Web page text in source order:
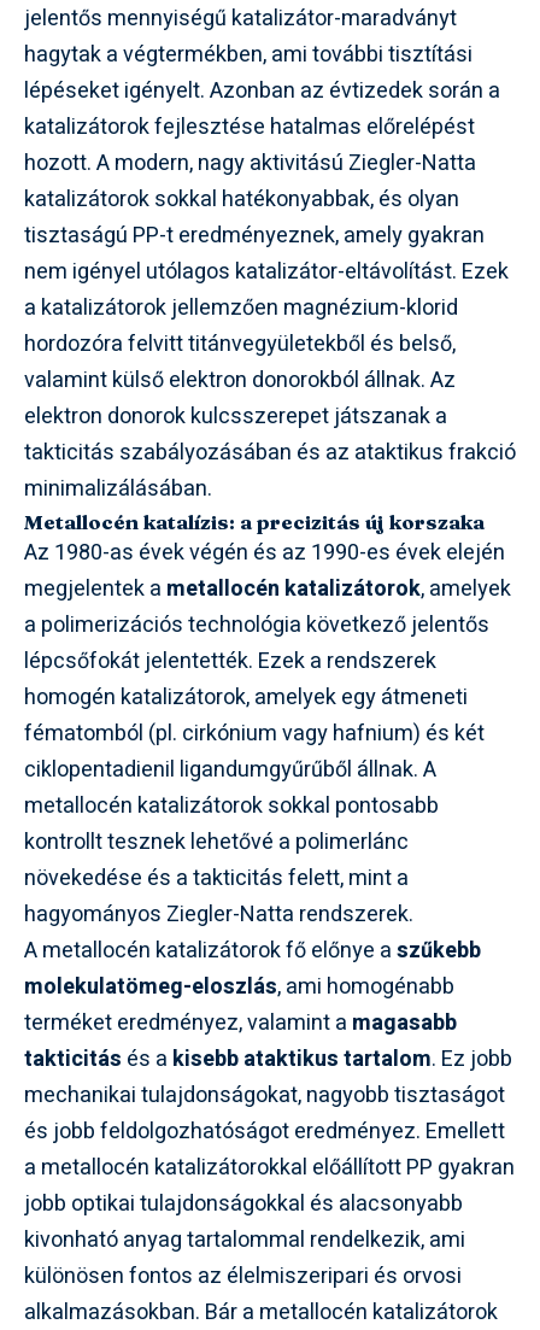
jelentős mennyiségű katalizátor-maradványt
hagytak a végtermékben, ami további tisztítási
lépéseket igényelt. Azonban az évtizedek során a
katalizátorok fejlesztése hatalmas előrelépést
hozott. A modern, nagy aktivitású Ziegler-Natta
katalizátorok sokkal hatékonyabbak, és olyan
tisztaságú PP-t eredményeznek, amely gyakran
nem igényel utólagos katalizátor-eltávolítást. Ezek
a katalizátorok jellemzően magnézium-klorid
hordozóra felvitt titánvegyületekből és belső,
valamint külső elektron donorokból állnak. Az
elektron donorok kulcsszerepet játszanak a
takticitás szabályozásában és az ataktikus frakció
minimalizálásában.
Metallocén katalízis: a precizitás új korszaka
Az 1980-as évek végén és az 1990-es évek elején
megjelentek a metallocén katalizátorok, amelyek
a polimerizációs technológia következő jelentős
lépcsőfokát jelentették. Ezek a rendszerek
homogén katalizátorok, amelyek egy átmeneti
fématomból (pl. cirkónium vagy hafnium) és két
ciklopentadienil ligandumgyűrűből állnak. A
metallocén katalizátorok sokkal pontosabb
kontrollt tesznek lehetővé a polimerlánc
növekedése és a takticitás felett, mint a
hagyományos Ziegler-Natta rendszerek.
A metallocén katalizátorok fő előnye aszűkebb
molekulatömeg-eloszlás, ami homogénabb
terméket eredményez, valamint a magasabb
takticitás és a kisebb ataktikus tartalom. Ez jobb
mechanikai tulajdonságokat, nagyobb tisztaságot
és jobb feldolgozhatóságot eredményez. Emellett
a metallocén katalizátorokkal előállított PP gyakran
jobb optikai tulajdonságokkal és alacsonyabb
kivonható anyag tartalommal rendelkezik, ami
különösen fontos az élelmiszeripari és orvosi
alkalmazásokban. Bár a metallocén katalizátorok